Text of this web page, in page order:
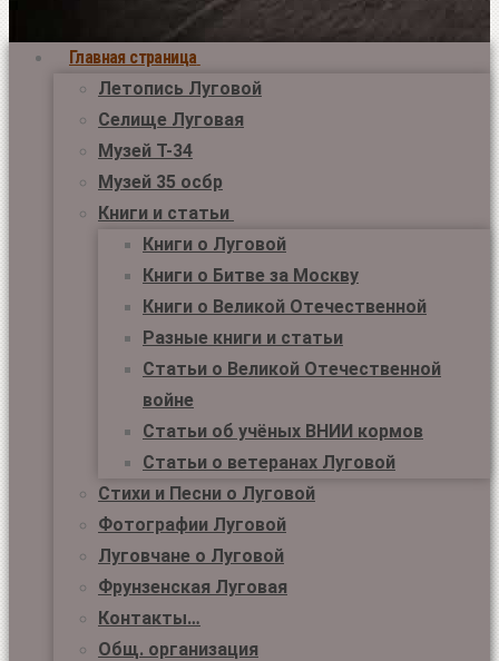
Главная страница
Летопись Луговой
Селище Луговая
Музей Т-34
Музей 35 осбр
Книги и статьи
Книги о Луговой
Книги о Битве за Москву
Книги о Великой Отечественной
Разные книги и статьи
Статьи о Великой Отечественной
войне
Статьи об учёных ВНИИ кормов
Статьи о ветеранах Луговой
Стихи и Песни о Луговой
Фотографии Луговой
Луговчане о Луговой
Фрунзенская Луговая
Контакты…
Общ. организация